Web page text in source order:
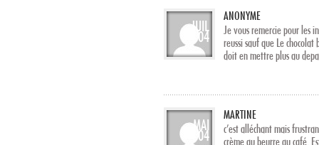
JUIL
04
ANONYME
Je vous remercie pour les
reussi sauf que Le
doit en mettre plus au
MAI
04
MARTINE
c’est alléchant mais
crème au beurre au café.